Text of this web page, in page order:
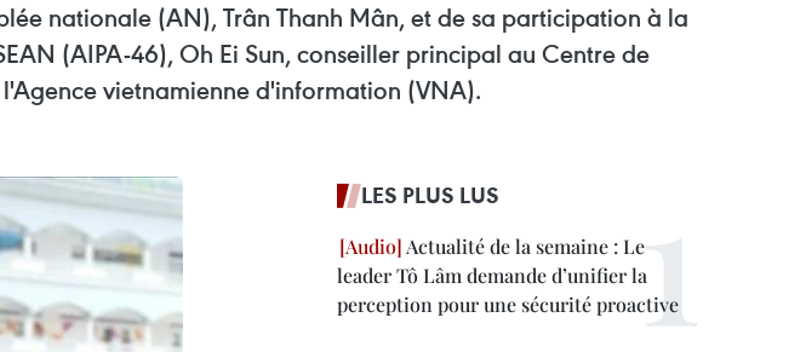
nationale (AN), Trân Thanh Mân, et de sa participation à la
(AIPA-46), Oh Ei Sun, conseiller principal au Centre de
vietnamienne d'information (VNA).
LES PLUS LUS
Actualité de la semaine : Le
leader Tô Lâm demande d’unifier la
perception pour une sécurité proactive